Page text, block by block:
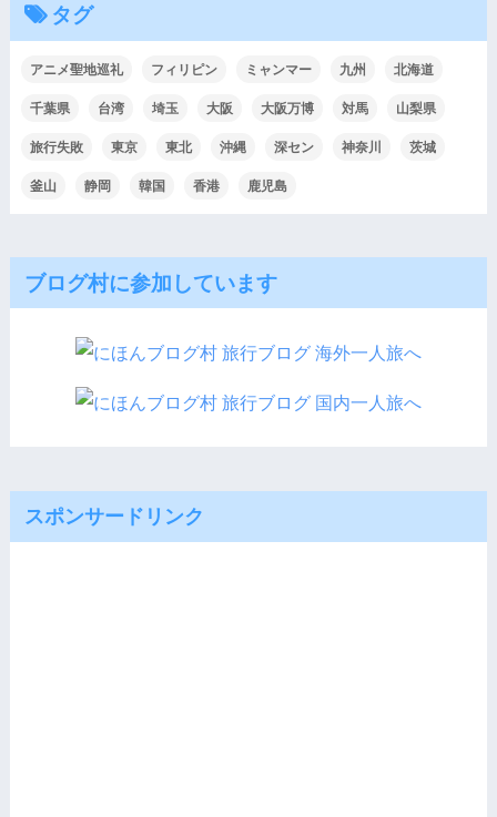
タグ
アニメ聖地巡礼 フィリピン ミャンマー 九州
北海道
千葉県
台湾 埼玉 大阪 大阪万博 対馬
山梨県
旅行失敗
東京 東北 沖縄 深セン 神奈川
茨城
釜山
静岡 韓国 香港 鹿児島
ブログ村に参加しています
スポンサードリンク